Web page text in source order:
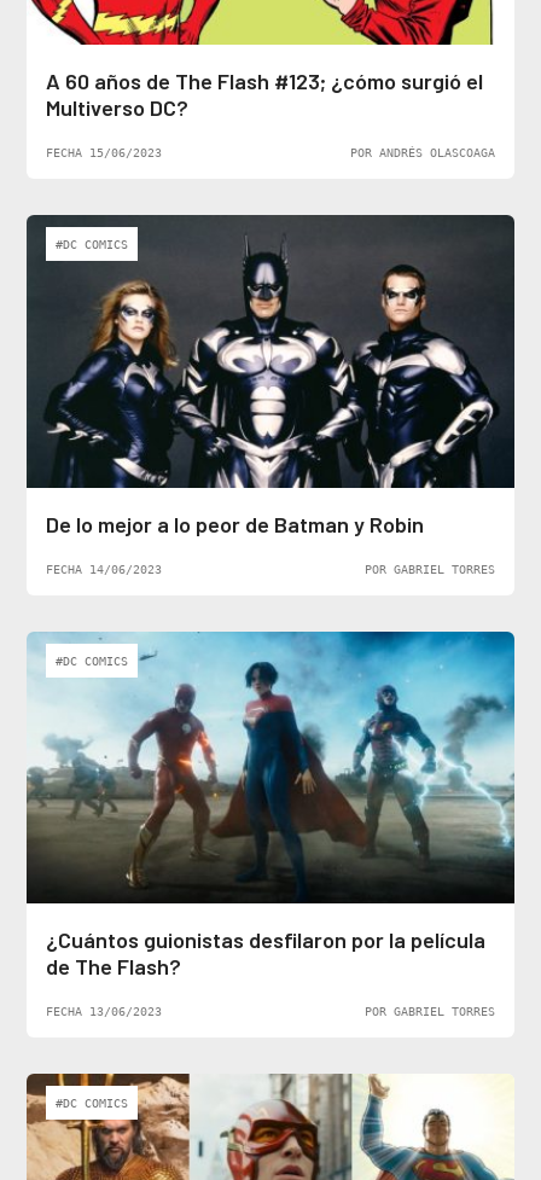
A 60 años de The Flash #123; ¿cómo surgió el
Multiverso DC?
FECHA 15/06/2023 POR ANDRÉS OLASCOAGA
#DC COMICS
De lo mejor a lo peor de Batman y Robin
FECHA 14/06/2023 POR GABRIEL TORRES
#DC COMICS
¿Cuántos guionistas desfilaron por la película
de The Flash?
FECHA 13/06/2023 POR GABRIEL TORRES
#DC COMICS